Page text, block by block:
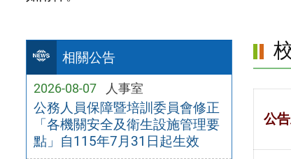
相關公告
2026-08-07 人事室
公務人員保障暨培訓委員會修正
「各機關安全及衛生設施管理要
點」自115年7月31日起生效
公